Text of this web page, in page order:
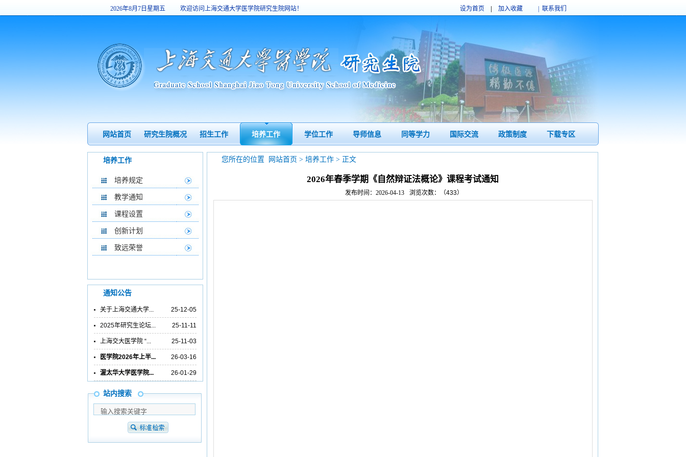
网站首页 研究生院概况 招生工作 培养工作 学位工作 导师信息 同等学力 国际交流 政策制度 下载专区
2026年8月7日星期五
20:29:22
欢迎访问上海交通大学医学院研究生院网站！ 设为首页 加入收藏 | 联系我们
培养工作
培养规定
教学通知
课程设置
创新计划
致远荣誉
2026年春季学期《自然辩证法概论》课程考试通知
发布时间：2026-04-13 浏览次数：（433）
您所在的位置 网站首页 > 培养工作 > 正文
通知公告
关于上海交通大学... 25-12-05
2025年研究生论坛... 25-11-11
上海交大医学院 “... 25-11-03
医学院2026年上半... 26-03-16
渥太华大学医学院... 26-01-29
站内搜索